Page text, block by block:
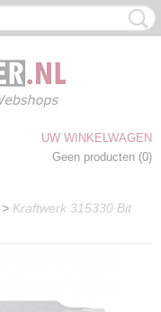
UW WINKELWAGEN
Geen producten (0)
> Kraftwerk 315330 Bit